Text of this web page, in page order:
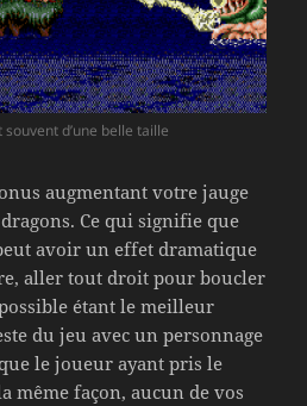
souvent d’une belle taille
augmentant votre jauge
Ce qui signifie que
avoir un effet dramatique
aller tout droit pour boucler
étant le meilleur
du jeu avec un personnage
le joueur ayant pris le
même façon, aucun de vos